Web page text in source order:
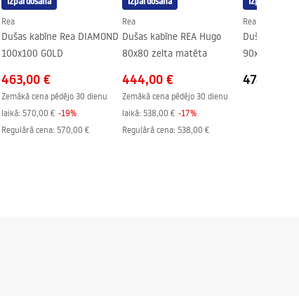
Rea
Dušas kabīne Rea DIAMOND
100x100 GOLD
463,00 €
Zemākā cena pēdējo 30 dienu
laikā: 570,00 € -19%
Regulārā cena: 570,00 €
Rea
Dušas kabīne REA Hugo
80x80 zelta matēta
444,00 €
Zemākā cena pēdējo 30 dienu
laikā: 538,00 € -17%
Regulārā cena: 538,00 €
Rea
Dušas
90x90 zelta
474,00 €